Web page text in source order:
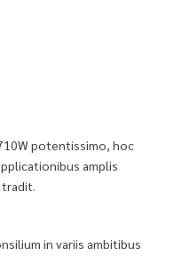
potentissimo, hoc
amplis
in variis ambitibus